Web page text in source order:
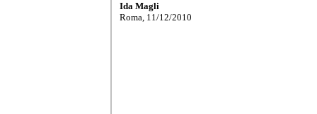
Ida Magli
Roma, 11/12/2010